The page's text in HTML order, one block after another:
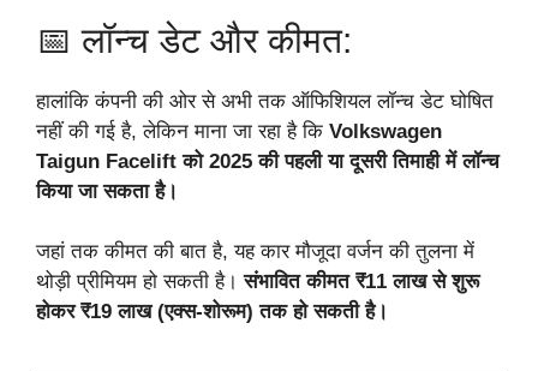
📅 लॉन्च डेट और कीमत:
हालांकि कंपनी की ओर से अभी तक ऑफिशियल लॉन्च डेट घोषित
नहीं की गई है, लेकिन माना जा रहा है कि Volkswagen
Taigun Facelift को 2025 की पहली या दूसरी तिमाही में लॉन्च
किया जा सकता है।
जहां तक कीमत की बात है, यह कार मौजूदा वर्जन की तुलना में
थोड़ी प्रीमियम हो सकती है।संभावित कीमत ₹11 लाख से शुरू
होकर ₹19 लाख (एक्स-शोरूम) तक हो सकती है।